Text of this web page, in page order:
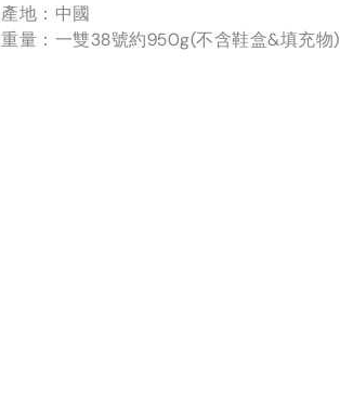
產地：中國
重量：一雙38號約950g(不含鞋盒&填充物)